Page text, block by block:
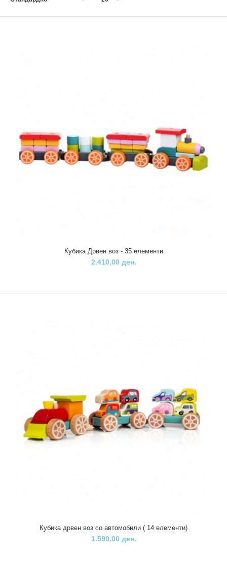
Кубика Дрвен воз - 35 елементи
2.410,00 ден.
Кубика Дрвен воз - 35 елементи
2.410,00 ден.
Кубика дрвен воз со автомобили ( 14 елементи)
1.590,00 ден.